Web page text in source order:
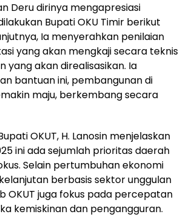
Deru dirinya mengapresiasi
Bupati OKU Timir berikut
Ia menyerahkan penilaian
yang akan mengkaji secara teknis
yang akan direalisasikan. Ia
bantuan ini, pembangunan di
maju, berkembang secara
OKUT, H. Lanosin menjelaskan
ini ada sejumlah prioritas daerah
Selain pertumbuhan ekonomi
berbasis sektor unggulan
OKUT juga fokus pada percepatan
kemiskinan dan pengangguran.